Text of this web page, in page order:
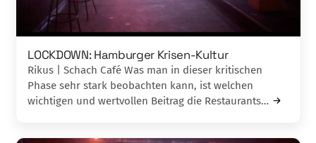
LOCKDOWN: Hamburger Krisen-Kultur
Rikus | Schach Café Was man in dieser kritischen
Phase sehr stark beobachten kann, ist welchen
wichtigen und wertvollen Beitrag die Restaurants…